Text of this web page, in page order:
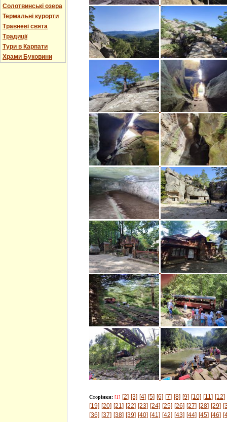
Солотвинські озера
Термальні курорти
Травневі свята
Традиції
Тури в Карпати
Храми Буковини
Сторінки: [1] [2] [3] [4] [5] [6] [7] [8] [9] [10] [11] [12]
[19] [20] [21] [22] [23] [24] [25] [26] [27] [28] [29]
[36] [37] [38] [39] [40] [41] [42] [43] [44] [45] [46]